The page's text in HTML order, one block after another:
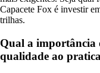
Capacete Fox é investir
trilhas.
Qual a importância
qualidade ao